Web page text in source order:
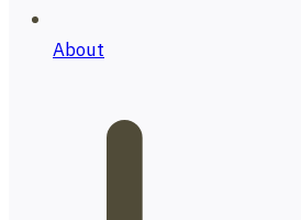
About